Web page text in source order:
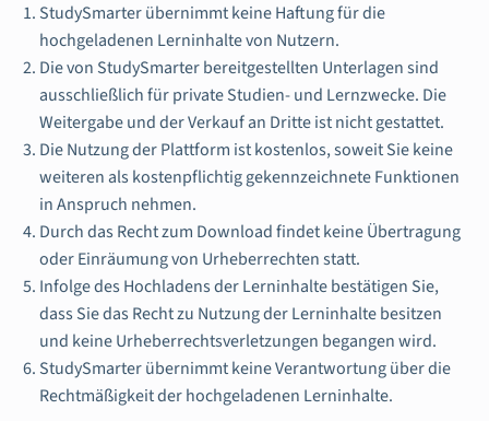
StudySmarter übernimmt keine Haftung für die
hochgeladenen Lerninhalte von Nutzern.
Die von StudySmarter bereitgestellten Unterlagen sind
ausschließlich für private Studien- und Lernzwecke. Die
Weitergabe und der Verkauf an Dritte ist nicht gestattet.
Die Nutzung der Plattform ist kostenlos, soweit Sie keine
weiteren als kostenpflichtig gekennzeichnete Funktionen
in Anspruch nehmen.
Durch das Recht zum Download findet keine Übertragung
oder Einräumung von Urheberrechten statt.
Infolge des Hochladens der Lerninhalte bestätigen Sie,
dass Sie das Recht zu Nutzung der Lerninhalte besitzen
und keine Urheberrechtsverletzungen begangen wird.
StudySmarter übernimmt keine Verantwortung über die
Rechtmäßigkeit der hochgeladenen Lerninhalte.